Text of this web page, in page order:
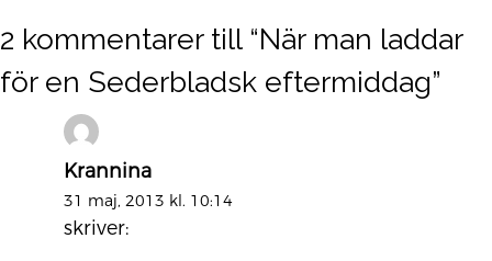
2 kommentarer till “När man laddar
för en Sederbladsk eftermiddag”
Krannina
31 maj, 2013 kl. 10:14
skriver: